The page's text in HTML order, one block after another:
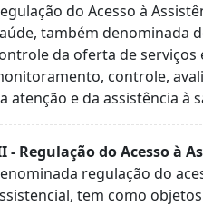
do Acesso à
também denominada
da oferta de serviços
controle,
atenção e da assistência à
- Regulação do Acesso à
regulação do
tem como